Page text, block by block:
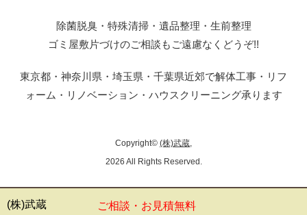
除菌脱臭・特殊清掃・遺品整理・生前整理
ゴミ屋敷片づけのご相談もご遠慮なくどうぞ!!
東京都・神奈川県・埼玉県・千葉県近郊で解体工事・リフ
ォーム・リノベーション・ハウスクリーニング承ります
Copyright© (株)武蔵,
2026 All Rights Reserved.
(株)武蔵 ご相談・お見積無料